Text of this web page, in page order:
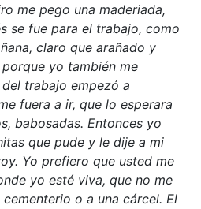
me pego una maderiada,
se fue para el trabajo, como
claro que arañado y
yo también me
trabajo empezó a
fuera a ir, que lo esperara
babosadas. Entonces yo
que pude y le dije a mi
Yo prefiero que usted me
yo esté viva, que no me
o a una cárcel. El